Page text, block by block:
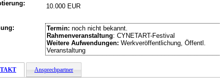
10.000 EUR
Termin: noch nicht bekannt.
Rahmenveranstaltung: CYNETART-Festival
Weitere Aufwendungen: Werkveröffentlichung, Öffentl.
Veranstaltung
Ansprechpartner